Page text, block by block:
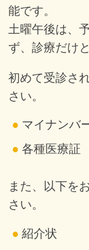
能です。
土曜午後は、
ず、診療だけ
初めて受診さ
さい。
マイナンバ
各種医療証
また、以下を
さい。
紹介状